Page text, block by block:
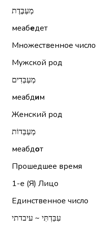
מְעַבֶּדֶת
меабедет
Множественное число
Мужской род
מְעַבְּדִים
меабдим
Женский род
מְעַבְּדוֹת
меабдот
Прошедшее время
1-е (Я) Лицо
Единственное число
עִבַּדְתִּי ~ עיבדתי